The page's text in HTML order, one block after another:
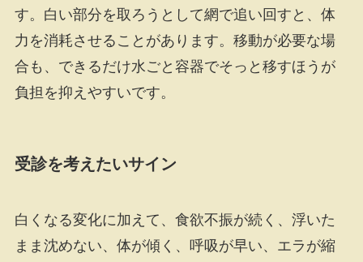
す。白い部分を取ろうとして網で追い回すと、体
力を消耗させることがあります。移動が必要な場
合も、できるだけ水ごと容器でそっと移すほうが
負担を抑えやすいです。
受診を考えたいサイン
白くなる変化に加えて、食欲不振が続く、浮いた
まま沈めない、体が傾く、呼吸が早い、エラが縮